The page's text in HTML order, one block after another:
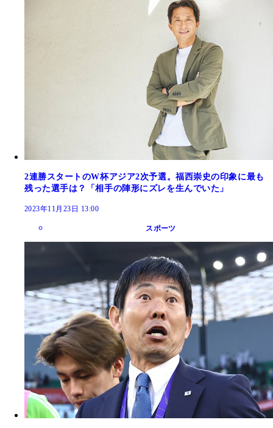
2連勝スタートのW杯アジア2次予選。福西崇史の印象に最も
残った選手は？「相手の陣形にズレを生んでいた」
2023年11月23日 13:00
スポーツ